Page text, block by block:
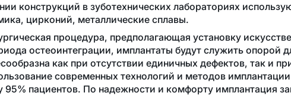
конструкций в зуботехнических лабораториях
цирконий, металлические сплавы.
процедура, предполагающая установку
остеоинтеграции, имплантаты будут служить опорой
как при отсутствии единичных дефектов, так и
современных технологий и методов
95% пациентов. По надежности и комфорту имплантация